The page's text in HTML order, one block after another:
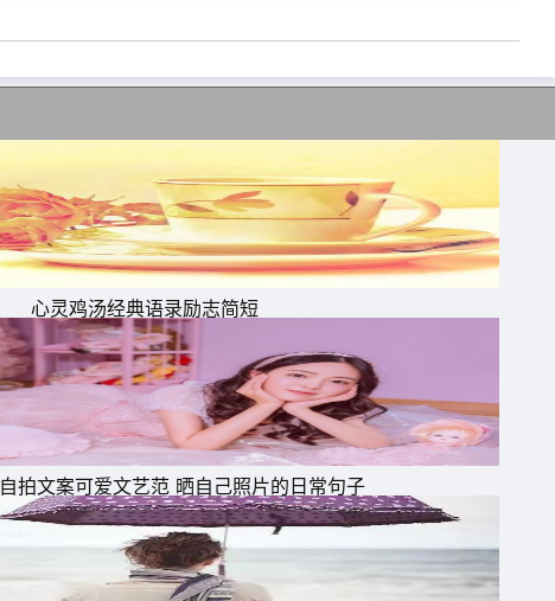
你
必
心灵鸡汤经典语录励志简短
拍文案可爱文艺范 晒自己照片的日常句子